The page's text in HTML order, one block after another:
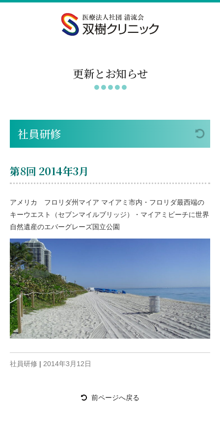
更新とお知らせ
社員研修
第8回 2014年3月
アメリカ フロリダ州マイア マイアミ市内・フロリダ最西端の
キーウエスト（セブンマイルブリッジ）・マイアミビーチに世界
自然遺産のエバーグレーズ国立公園
社員研修 | 2014年3月12日
前ページへ戻る